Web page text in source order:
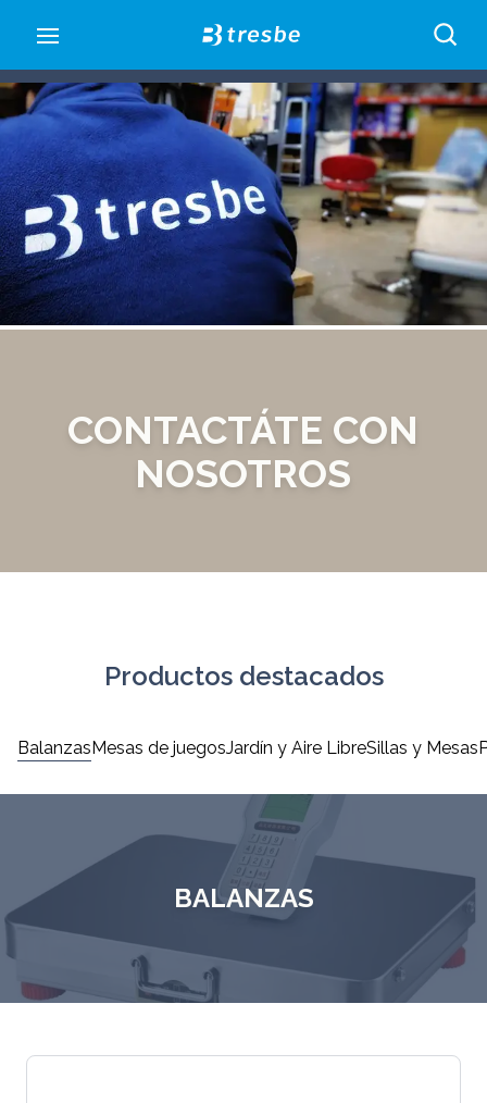
Open main menu
CONTACTÁTE CON
NOSOTROS
Productos destacados
BalanzasMesas de juegosJardín y Aire LibreSillas y Mesas
BALANZAS